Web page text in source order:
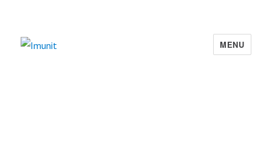
MENU